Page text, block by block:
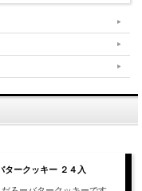
タークッキー ２４入